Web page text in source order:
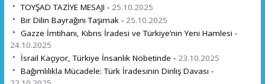
TOYŞAD TAZİYE MESAJI - 25.10.2025
Bir Dilin Bayrağını Taşımak - 25.10.2025
Gazze İmtihanı, Kıbrıs İradesi ve Türkiye’nin Yeni Hamlesi -
24.10.2025
İsrail Kaçıyor, Türkiye İnsanlık Nöbetinde - 23.10.2025
Bağımlılıkla Mücadele: Türk İradesinin Diriliş Davası -